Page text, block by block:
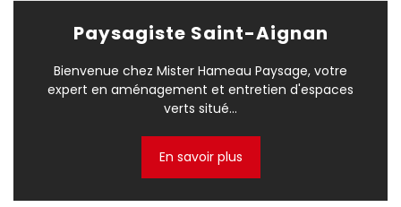
Paysagiste Saint-Aignan
Bienvenue chez Mister Hameau Paysage, votre
expert en aménagement et entretien d'espaces
verts situé...
En savoir plus